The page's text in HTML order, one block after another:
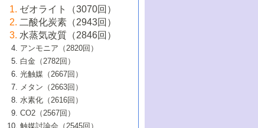
大学：オンライン・対面開催）
6号 メタン転換技術の最新動向
B号 第125回触媒討論会（2020年・工学
院大学）
5号 固体触媒による含窒素有機化合物変
換の最前線
6号 貴金属使用量低減に向けた自動車排
ガス浄化触媒の開発
B号 第123回触媒討論会（2019年・大阪
B号 第121回触媒討論会（2018年・東京
大学）
5号 水素のふるまいを解き明かす最先端
研究
6号 低級アルカンの有効利用のための触
媒技術
B号 第119回触媒討論会（2017年・首都
大学東京）
媒技術
3号 触媒研究の最先端～とびたて若き研究
者たち～（1）
4号 触媒研究の最先端～とびたて若き研究
者たち～（2）
5号 触媒研究の最先端～とびたて若き研究
者たち～（3）
6号 イオニクス材料と燃料電池・電解合成
の最新の研究動向
2号 石油精製用触媒の最近の進展
3号 固体酸化物形燃料電池（SOFC）におけ
るアノード触媒上での燃料直接改質技術
4号 コアシェル構造の制御による触媒機能
5号 工業触媒およびその周辺技術の最近の
進歩
6号 ナノシート
2号 光触媒反応機構に関する最新の研究動
向
開発動向
4号 人工光合成に向けた近年のアプローチ
5号 未利用熱エネルギーの有効活用に貢献
する触媒技術
6号 ポリオキソメタレート
1号 高耐久性燃料電池システム用触媒にお
ける新展開
2号 リビングラジカル重合の最近の動向
3号 天然ガスの化学工業的展開に関する触
媒技術
4号 貴金属触媒の精密構造制御とその活用
5号 バイオマス化成品製造のための固体触
▼54巻（2012年）
1号 規則性多孔体の利用技術における最近
の進歩
2号 第109回触媒討論会
3号 貴金属低減技術の最新動向
4号 貴金属代替技術の最新動向
5号 光触媒による物質変換反応の新展開
▼53巻（2011年）
1号 金属学から見る合金触媒の新展開
2号 第107回触媒討論会
3号 触媒のその場観察法の進歩（１）
4号 触媒のその場観察法の進歩（２）
5号 不活性結合の触媒的活性化による有機
▼52巻（2010年）
1号 触媒の劣化対策と長寿命触媒開発
2号 第105回触媒討論会
3号 ナノ構造が拓く新機能
4号 活性サイトおよびその環境の精密な設
1号 炭素材料－熱い注目を集める材料－
2号 第103回触媒討論会
3号 環境浄化用光触媒の現状と課題
▼50巻（2008年）
1号 触媒化学と学会のこの10年，半世紀，
そして未来
▼49巻（2007年）
1号 含フッ素化合物の合成と触媒
▼48巻（2006年）
ゼオライト（3070回）
二酸化炭素（2943回）
水蒸気改質（2846回）
アンモニア（2820回）
白金（2782回）
光触媒（2667回）
メタン（2663回）
水素化（2616回）
CO2（2567回）
触媒討論会（2545回）